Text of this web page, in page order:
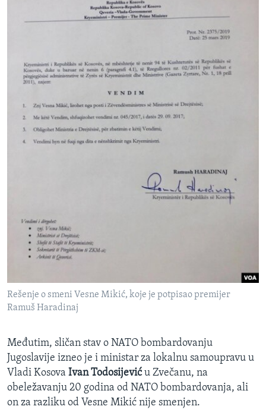
Rešenje o smeni Vesne Mikić, koje je potpisao premijer
Ramuš Haradinaj
Međutim, sličan stav o NATO bombardovanju
Jugoslavije izneo je i ministar za lokalnu samoupravu u
Vladi Kosova Ivan Todosijeviću Zvečanu, na
obeležavanju 20 godina od NATO bombardovanja, ali
on za razliku od Vesne Mikić nije smenjen.